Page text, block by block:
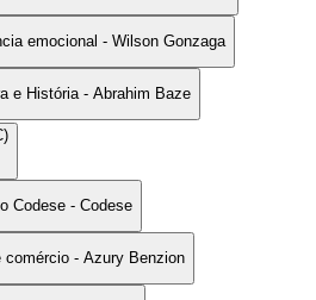
emocional - Wilson Gonzaga
e História - Abrahim Baze
Codese - Codese
comércio - Azury Benzion